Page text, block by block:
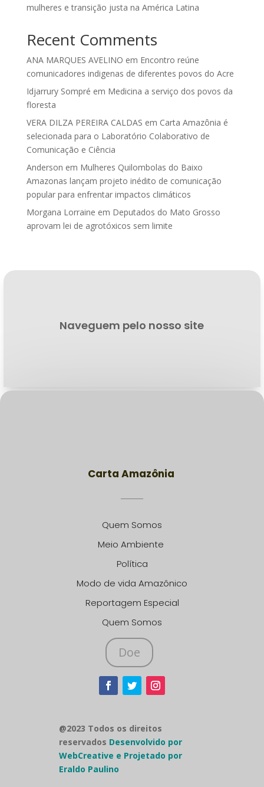
mulheres e transição justa na América Latina
Recent Comments
ANA MARQUES AVELINO em Encontro reúne
comunicadores indigenas de diferentes povos do Acre
Idjarrury Sompré em Medicina a serviço dos povos da
floresta
VERA DILZA PEREIRA CALDAS em Carta Amazônia é
selecionada para o Laboratório Colaborativo de
Comunicação e Ciência
Anderson em Mulheres Quilombolas do Baixo
Amazonas lançam projeto inédito de comunicação
popular para enfrentar impactos climáticos
Morgana Lorraine em Deputados do Mato Grosso
aprovam lei de agrotóxicos sem limite
Naveguem pelo nosso site
Carta Amazônia
Quem Somos
Meio Ambiente
Política
Modo de vida Amazônico
Reportagem Especial
Quem Somos
Doe
@2023 Todos os direitos
reservados Desenvolvido por
WebCreative e Projetado por
Eraldo Paulino